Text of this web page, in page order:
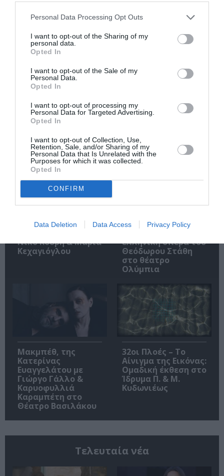
Personal Data Processing Opt Outs
I want to opt-out of the Sharing of my
personal data.
Opted In
I want to opt-out of the Sale of my
Personal Data.
Opted In
I want to opt-out of processing my
Personal Data for Targeted Advertising.
Opted In
I want to opt-out of Collection, Use,
Retention, Sale, and/or Sharing of my
Personal Data that Is Unrelated with the
Purposes for which it was collected.
Opted In
CONFIRM
Data Deletion Data Access Privacy Policy
Ρόμπερτ Άικ ξανά
Νίκο Κουρή & Μαρία
Κεχαγιόγλου
Αυτοκράτειρα του
ελληνική όπερα του
Θεόδωρου Στάθη
στο θέατρο
Ολύμπια
Μακμπέθ, της
Κατερίνας
Ευαγγελάτου με
Γιώργο Γάλλο &
Καρυοφυλλιά
Καραμπέτη στο
Θέατρο Βασιλάκου
32οι Πλοές – Το
Αίνιγμα της Εικόνας:
Ομαδική έκθεση στο
Ίδρυμα Π. & Μ.
Κυδωνιέως
Τελευταία νέα